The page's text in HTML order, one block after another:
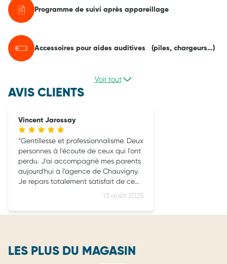
Programme de suivi après appareillage
Accessoires pour aides auditives (piles, chargeurs…)
Voir tout
AVIS CLIENTS
Vincent Jarossay
13 août 2025
Gentillesse et professionnalisme. Deux
personnes à l'écoute de ceux qui l'ont
perdu. J'ai accompagné mes parents
aujourd'hui à l'agence de Chauvigny.
Je repars totalement satisfait de ce
rendez-vous. Merci encore. Vraiment.
LES PLUS DU MAGASIN